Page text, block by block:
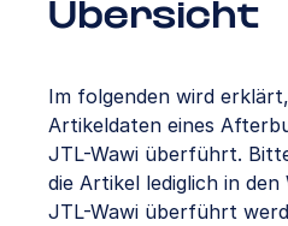
Übersicht
Im folgenden wird
Artikeldaten eines
JTL-Wawi überführt.
die Artikel lediglich in
JTL-Wawi überführt